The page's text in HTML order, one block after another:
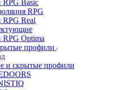
RPG Basic
RPG
Real
Optima
профили
и скрытые профили